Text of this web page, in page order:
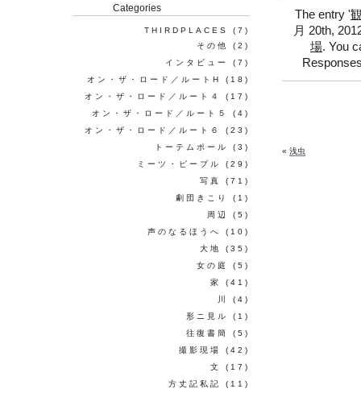
The entry '
月 20th,
場. You
« 浅虫
Categories
THIRDPLACES
(7)
その他
(2)
インタビュー
(7)
オン・ザ・ロード／ルートH
(18)
オン・ザ・ロード／ルート４
(17)
オン・ザ・ロード／ルート５
(4)
オン・ザ・ロード／ルート６
(23)
トーテムポール
(3)
ミーツ・ピープル
(29)
写真
(71)
劇団きこり
(1)
周辺
(5)
声のなるほうへ
(10)
大地
(35)
女の庭
(5)
家
(41)
川
(4)
形ニ見ル
(1)
往復書簡
(5)
撮影現場
(42)
文
(17)
方丈記私記
(11)